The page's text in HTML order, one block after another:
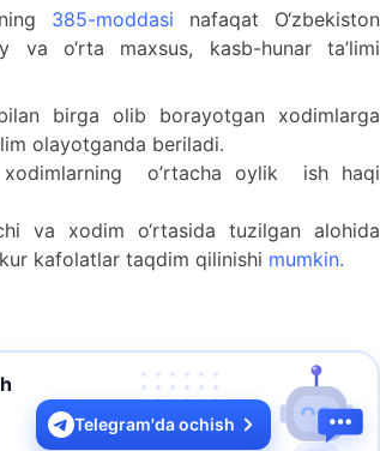
385-moddasi nafaqat O‘zbekiston
va o‘rta maxsus, kasb-hunar ta’limi
birga olib borayotgan xodimlarga
olayotganda beriladi.
xodimlarning o’rtacha oylik ish haqi
va xodim o‘rtasida tuzilgan alohida
kafolatlar taqdim qilinishi mumkin.
Telegram'da ochish